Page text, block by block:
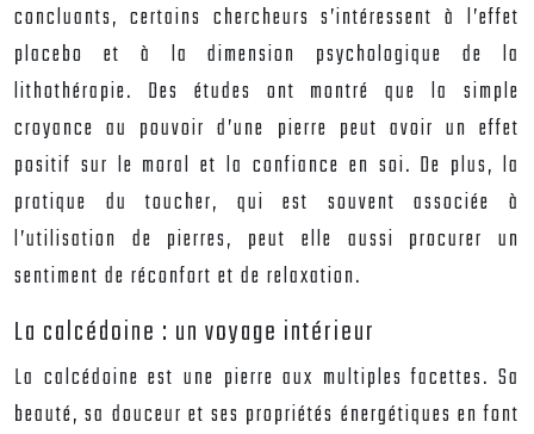
concluants, certains chercheurs s’intéressent à l’effet
placebo et à la dimension psychologique de la
lithothérapie. Des études ont montré que la simple
croyance au pouvoir d’une pierre peut avoir un effet
positif sur le moral et la confiance en soi. De plus, la
pratique du toucher, qui est souvent associée à
l’utilisation de pierres, peut elle aussi procurer un
sentiment de réconfort et de relaxation.
La calcédoine : un voyage intérieur
La calcédoine est une pierre aux multiples facettes. Sa
beauté, sa douceur et ses propriétés énergétiques en font